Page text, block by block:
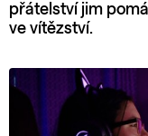
přátelství jim
ve vítězství.